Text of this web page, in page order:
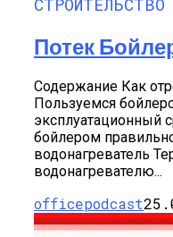
Потек
Содержание Как
Пользуемся
эксплуатационный
бойлером
водонагреватель
водонагревателю...
officepodcast